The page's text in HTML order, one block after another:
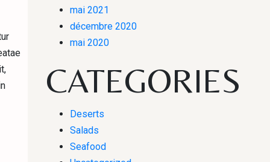
mai 2021
décembre 2020
mai 2020
CATEGORIES
Deserts
Salads
Seafood